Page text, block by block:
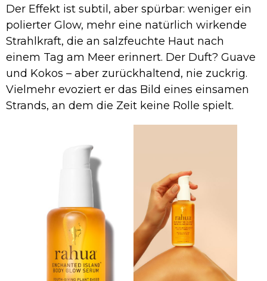
Der Effekt ist subtil, aber spürbar: weniger ein
polierter Glow, mehr eine natürlich wirkende
Strahlkraft, die an salzfeuchte Haut nach
einem Tag am Meer erinnert. Der Duft? Guave
und Kokos – aber zurückhaltend, nie zuckrig.
Vielmehr evoziert er das Bild eines einsamen
Strands, an dem die Zeit keine Rolle spielt.